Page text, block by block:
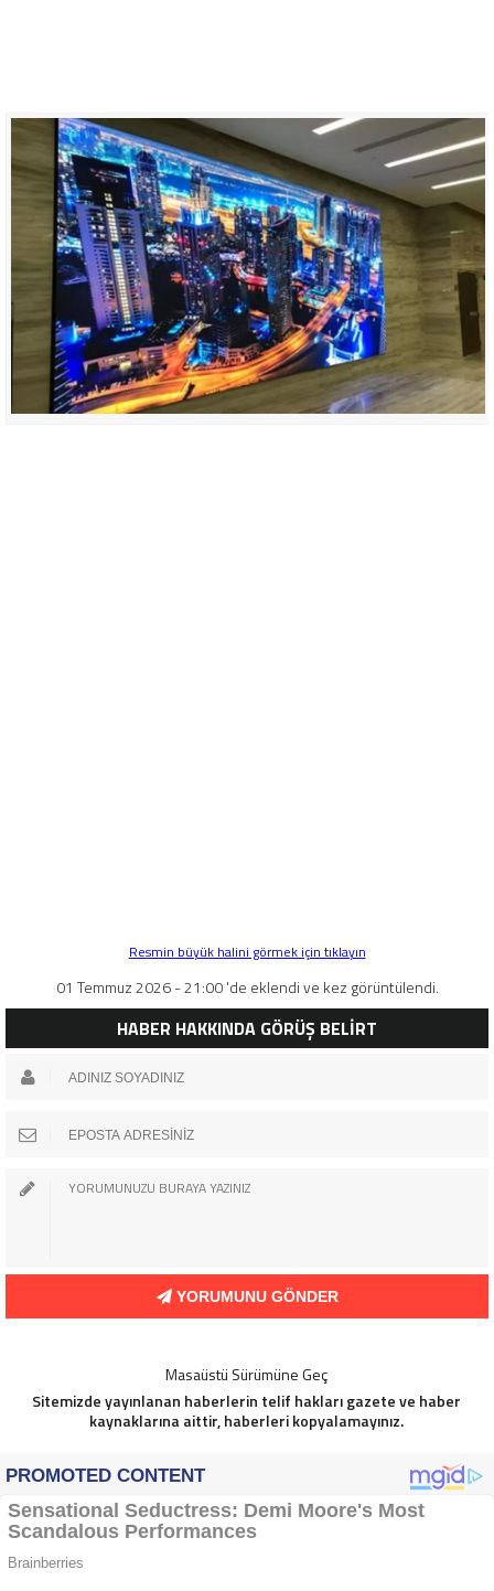
Resmin büyük halini görmek için tıklayın
01 Temmuz 2026 - 21:00 'de eklendi ve kez görüntülendi.
HABER HAKKINDA GÖRÜŞ BELİRT
YORUMUNU GÖNDER
Masaüstü Sürümüne Geç
Sitemizde yayınlanan haberlerin telif hakları gazete ve haber
kaynaklarına aittir, haberleri kopyalamayınız.